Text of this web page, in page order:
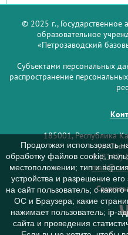
© 2025 г.,
образовательное
«Петрозаводский
Субъектами персональных
распространение
185001, Республика
ул.
8 (8142)
Продолжая использовать
обработку файлов cookie,
местоположении; тип и
устройства и разрешение
на сайт пользователь; с
ОС и Браузера; какие
нажимает пользователь; ip-
сайта и проведения